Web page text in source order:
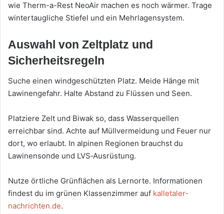
wie Therm-a-Rest NeoAir machen es noch wärmer. Trage
wintertaugliche Stiefel und ein Mehrlagensystem.
Auswahl von Zeltplatz und
Sicherheitsregeln
Suche einen windgeschützten Platz. Meide Hänge mit
Lawinengefahr. Halte Abstand zu Flüssen und Seen.
Platziere Zelt und Biwak so, dass Wasserquellen
erreichbar sind. Achte auf Müllvermeidung und Feuer nur
dort, wo erlaubt. In alpinen Regionen brauchst du
Lawinensonde und LVS‑Ausrüstung.
Nutze örtliche Grünflächen als Lernorte. Informationen
findest du im grünen Klassenzimmer auf kalletaler-
nachrichten.de.